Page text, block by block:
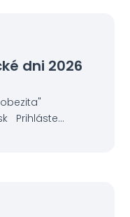
dni 2026
Prihláste...